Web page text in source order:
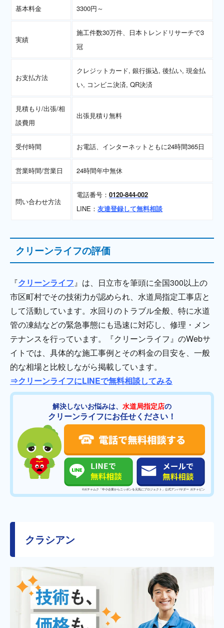
基本料金 3300円～
実績
施工件数30万件、日本トレンドリサーチで3
冠
お支払方法
クレジットカード, 銀行振込, 後払い, 現金払
い, コンビニ決済, QR決済
見積もり/出張/相
談費用
出張見積り無料
受付時間 お電話、インターネットともに24時間365日
営業時間/営業日 24時間年中無休
問い合わせ方法
電話番号： 0120-844-002
LINE： 友達登録して無料相談
クリーンライフの評価
『クリーンライフ』は、日立市を筆頭に全国300以上の
市区町村でその技術力が認められ、水道局指定工事店と
して活動しています。水回りのトラブル全般、特に水道
管の凍結などの緊急事態にも迅速に対応し、修理・メン
テナンスを行っています。『クリーンライフ』のWebサ
イトでは、具体的な施工事例とその料金の目安を、一般
的な相場と比較しながら掲載しています。
⇒クリーンライフにLINEで無料相談してみる
解決しないお悩みは、 水道局指定店の
クリーンライフにお任せください！
©️ガチャムク「中小企業からニッポンを元気にプロジェクト」公式アンバサダー ガチャピン
クラシアン